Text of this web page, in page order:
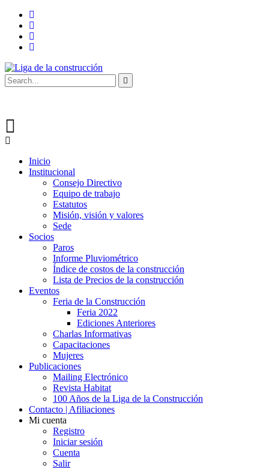
Inicio
Institucional
Consejo Directivo
Equipo de trabajo
Estatutos
Misión, visión y valores
Sede
Socios
Paros
Informe Pluviométrico
Índice de costos de la construcción
Lista de Precios de la construcción
Eventos
Feria de la Construcción
Feria 2022
Ediciones Anteriores
Charlas Informativas
Capacitaciones
Mujeres
Publicaciones
Mailing Electrónico
Revista Habitat
100 Años de la Liga de la Construcción
Contacto | Afiliaciones
Mi cuenta
Registro
Iniciar sesión
Cuenta
Salir